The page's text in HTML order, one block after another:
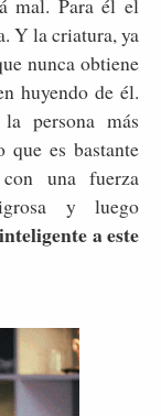
Y la criatura, ya
nunca obtiene
huyendo de él.
persona más
que es bastante
una fuerza
y luego
a este